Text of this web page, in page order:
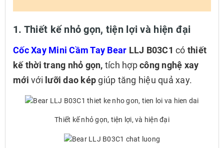
1. Thiết kế nhỏ gọn, tiện lợi và hiện đại
Cốc Xay Mini Cầm Tay Bear LLJ B03C1 có thiết
kế thời trang nhỏ gọn, tích hợpcông nghệ xay
mới với lưỡi dao képgiúp tăng hiệu quả xay.
Thiết kế nhỏ gọn, tiện lợi, và hiện đại